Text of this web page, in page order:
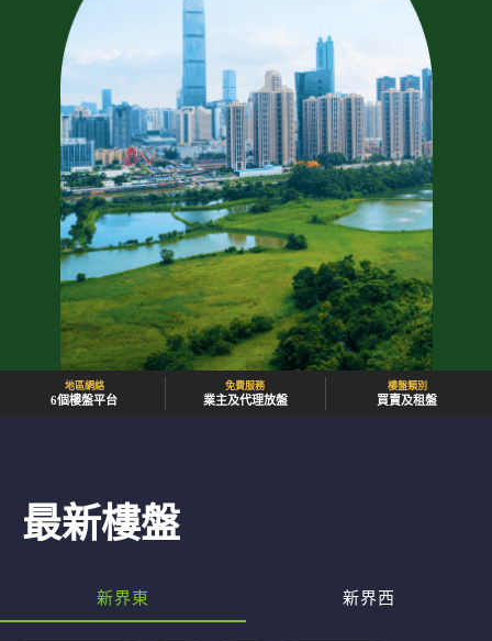
地區網絡
6個樓盤平台
免費服務
業主及代理放盤
樓盤類別
買賣及租盤
最新樓盤
新界東 新界西